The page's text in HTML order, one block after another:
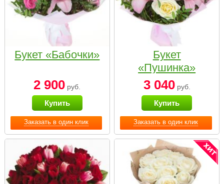
Заказать в один клик
Букет «Бабочки»
2 900 руб.
Купить
Заказать в один клик
Букет
«Пушинка»
3 040руб.
Купить